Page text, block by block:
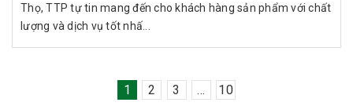
Thọ, TTP tự tin mang đến cho khách hàng sản phẩm với chất
lượng và dịch vụ tốt nhấ...
1 2 3 ... 10